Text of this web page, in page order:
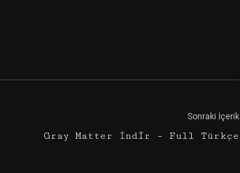
Sonraki İçerik
Gray Matter İndir – Full Türkçe